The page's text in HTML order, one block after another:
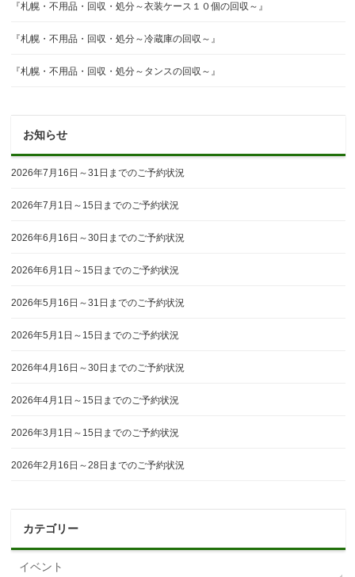
『札幌・不用品・回収・処分～衣装ケース１０個の回収～』
『札幌・不用品・回収・処分～冷蔵庫の回収～』
『札幌・不用品・回収・処分～タンスの回収～』
お知らせ
2026年7月16日～31日までのご予約状況
2026年7月1日～15日までのご予約状況
2026年6月16日～30日までのご予約状況
2026年6月1日～15日までのご予約状況
2026年5月16日～31日までのご予約状況
2026年5月1日～15日までのご予約状況
2026年4月16日～30日までのご予約状況
2026年4月1日～15日までのご予約状況
2026年3月1日～15日までのご予約状況
2026年2月16日～28日までのご予約状況
カテゴリー
イベント